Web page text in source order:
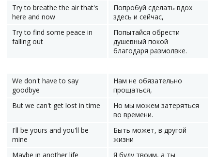
Try to breathe the air that's
here and now
Попробуй сделать вдох
здесь и сейчас,
Try to find some peace in
falling out
Попытайся обрести
душевный покой
благодаря размолвке.
We don't have to say
goodbye
Нам не обязательно
прощаться,
But we can't get lost in time
Но мы можем затеряться
во времени.
I'll be yours and you'll be
mine
Быть может, в другой
жизни
Maybe in another life
Я буду твоим, а ты